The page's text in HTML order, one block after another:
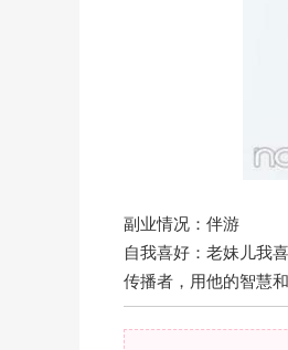
副业情况：伴游
自我喜好：老妹儿我
传播者，用他的智慧